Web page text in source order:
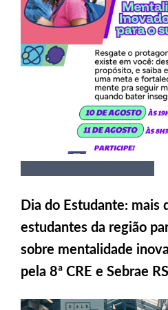
Dia do Estudante: mais
estudantes da região
sobre mentalidade
pela 8ª CRE e Sebrae RS